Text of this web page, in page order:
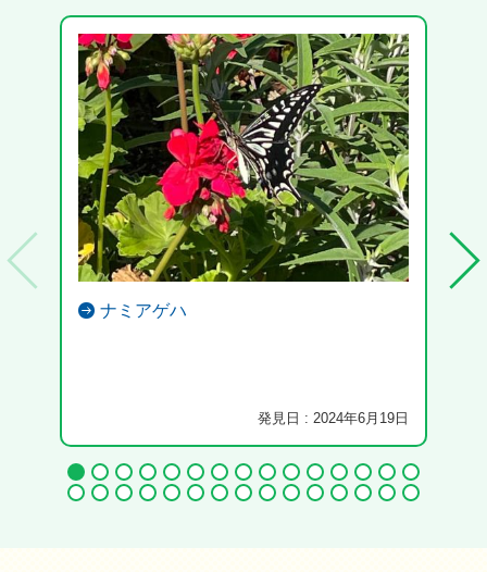
ナミアゲハ
発見日 : 2024年6月19日